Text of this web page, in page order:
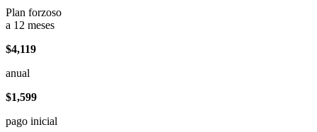
Plan forzoso
a 12 meses
$4,119
anual
$1,599
pago inicial